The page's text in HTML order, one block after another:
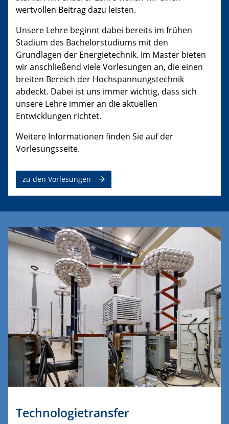
wertvollen Beitrag dazu leisten.
Unsere Lehre beginnt dabei bereits im frühen
Stadium des Bachelorstudiums mit den
Grundlagen der Energietechnik. Im Master bieten
wir anschließend viele Vorlesungen an, die einen
breiten Bereich der Hochspannungstechnik
abdeckt. Dabei ist uns immer wichtig, dass sich
unsere Lehre immer an die aktuellen
Entwicklungen richtet.
Weitere Informationen finden Sie auf der
Vorlesungsseite.
zu den Vorlesungen
Technologietransfer